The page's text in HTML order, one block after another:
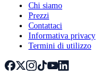
Chi siamo
Prezzi
Contattaci
Informativa privacy
Termini di utilizzo